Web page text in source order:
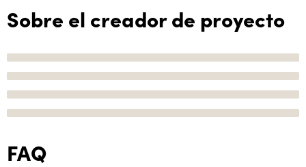
Sobre el creador de proyecto
FAQ